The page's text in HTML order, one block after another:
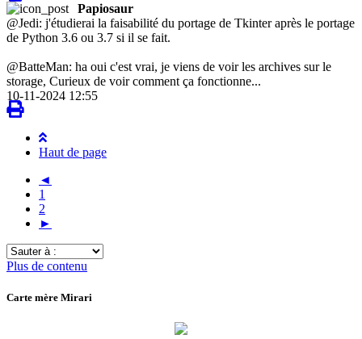
Papiosaur
@Jedi: j'étudierai la faisabilité du portage de Tkinter après le portage
de Python 3.6 ou 3.7 si il se fait.
@BatteMan: ha oui c'est vrai, je viens de voir les archives sur le
storage, Curieux de voir comment ça fonctionne...
10-11-2024 12:55
Haut de page
◄
1
2
►
Sauter
à
Plus de contenu
Carte mère Mirari